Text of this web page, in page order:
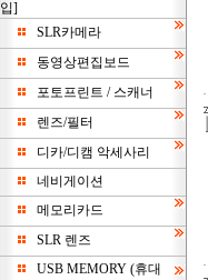
입]
SLR카메라
동영상편집보드
포토프린트 / 스캐너
렌즈/필터
디카/디캠 악세사리
네비게이션
메모리카드
SLR 렌즈
USB MEMORY (휴대